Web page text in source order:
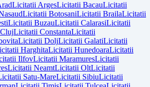
Licitatii ArgesLicitatii BacauLicitatii
Licitatii BotosaniLicitatii BrailaLicitatii
Licitatii BuzauLicitatii CalarasiLicitatii
ClujLicitatii ConstantaLicitatii
Licitatii DoljLicitatii GalatiLicitatii
HarghitaLicitatii HunedoaraLicitatii
IlfovLicitatii MaramuresLicitatii
Licitatii NeamtLicitatii OltLicitatii
Satu-MareLicitatii SibiuLicitatii